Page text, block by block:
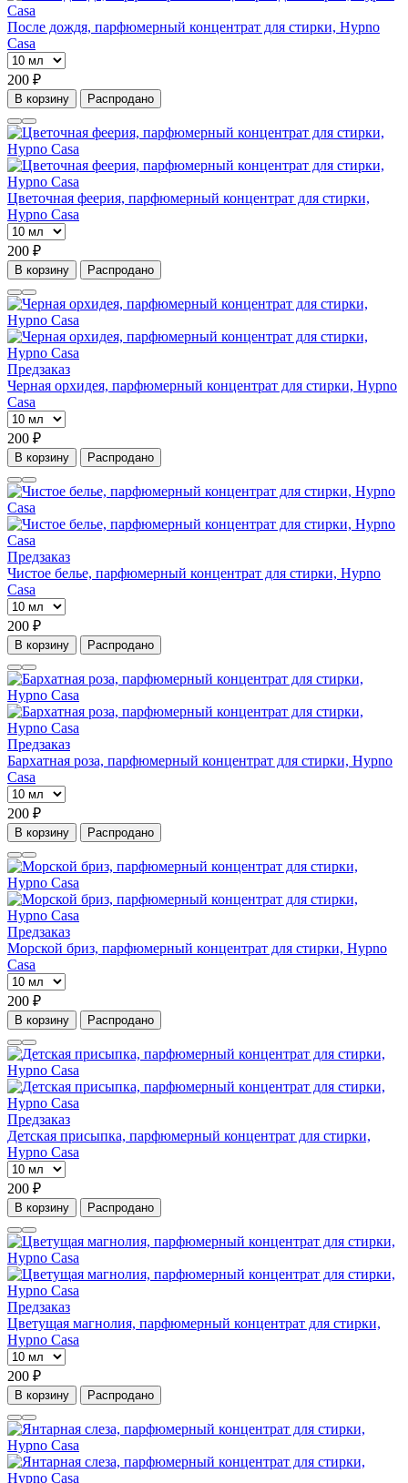
После дождя, парфюмерный концентрат для стирки, Hypno
Casa
200 ₽
В корзину Распродано
Цветочная феерия, парфюмерный концентрат для стирки,
Hypno Casa
200 ₽
В корзину Распродано
Предзаказ
Черная орхидея, парфюмерный концентрат для стирки, Hypno
Casa
200 ₽
В корзину Распродано
Предзаказ
Чистое белье, парфюмерный концентрат для стирки, Hypno
Casa
200 ₽
В корзину Распродано
Предзаказ
Бархатная роза, парфюмерный концентрат для стирки, Hypno
Casa
200 ₽
В корзину Распродано
Предзаказ
Морской бриз, парфюмерный концентрат для стирки, Hypno
Casa
200 ₽
В корзину Распродано
Предзаказ
Детская присыпка, парфюмерный концентрат для стирки,
Hypno Casa
200 ₽
В корзину Распродано
Предзаказ
Цветущая магнолия, парфюмерный концентрат для стирки,
Hypno Casa
200 ₽
В корзину Распродано